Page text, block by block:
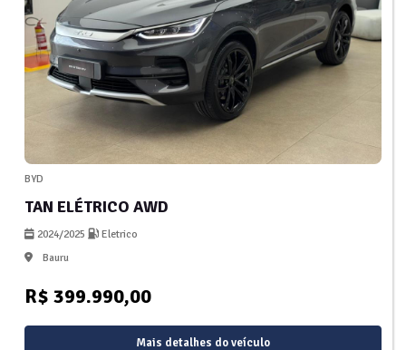
BYD
TAN ELÉTRICO AWD
2024/2025
Eletrico
Bauru
R$ 399.990,00
Mais detalhes do veículo